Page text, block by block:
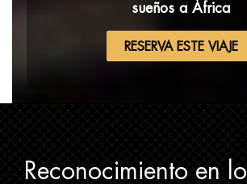
sueños a África
RESERVA ESTE VIAJE
Reconocimiento en